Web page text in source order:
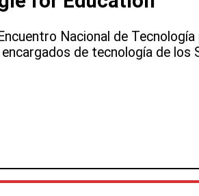
Nacional de Tecnología
de tecnología de los